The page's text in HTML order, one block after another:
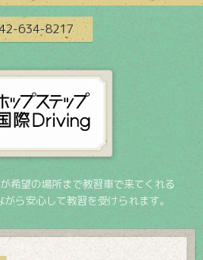
634-8217
希望の場所まで教習車で来てくれる
ら安心して教習を受けられます。